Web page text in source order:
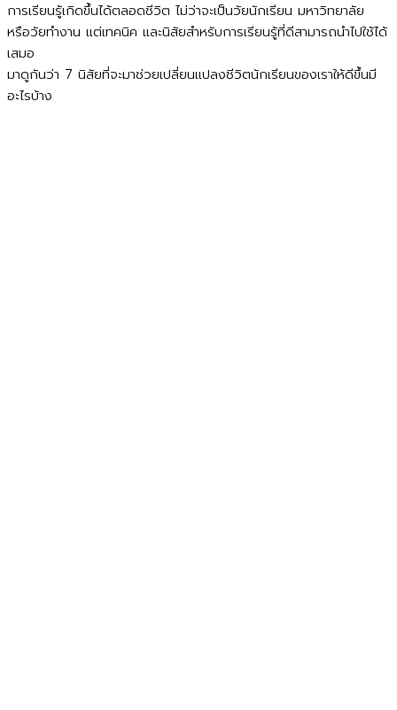
การเรียนรู้เกิดขึ้นได้ตลอดชีวิต ไม่ว่าจะเป็นวัยนักเรียน มหาวิทยาลัย
หรือวัยทำงาน แต่เทคนิค และนิสัยสำหรับการเรียนรู้ที่ดีสามารถนำไปใช้ได้
เสมอ
มาดูกันว่า 7 นิสัยที่จะมาช่วยเปลี่ยนแปลงชีวิตนักเรียนของเราให้ดีขึ้นมี
อะไรบ้าง